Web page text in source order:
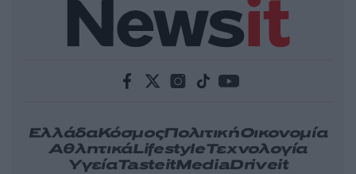
ΕλλάδαΚόσμοςΠολιτικήΟικονομία
ΑθλητικάLifestyleΤεχνολογία
ΥγείαTasteitMediaDriveit